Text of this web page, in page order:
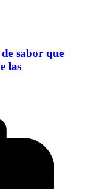
sabor que
las